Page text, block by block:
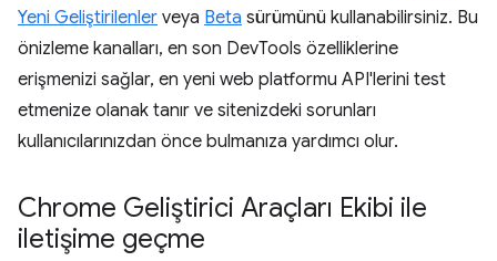
Yeni Geliştirilenler veya Beta sürümünü kullanabilirsiniz. Bu
önizleme kanalları, en son DevTools özelliklerine
erişmenizi sağlar, en yeni web platformu API'lerini test
etmenize olanak tanır ve sitenizdeki sorunları
kullanıcılarınızdan önce bulmanıza yardımcı olur.
Chrome Geliştirici Araçları Ekibi ile
iletişime geçme